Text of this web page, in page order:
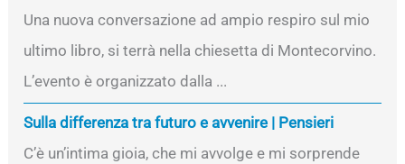
Una nuova conversazione ad ampio respiro sul mio
ultimo libro, si terrà nella chiesetta di Montecorvino.
L’evento è organizzato dalla ...
Sulla differenza tra futuro e avvenire | Pensieri
C’è un’intima gioia, che mi avvolge e mi sorprende